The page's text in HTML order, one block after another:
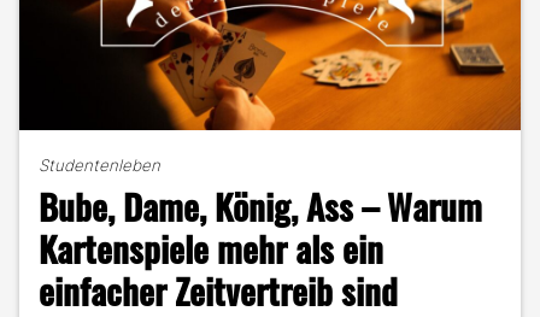
Studentenleben
Bube, Dame, König, Ass – Warum
Kartenspiele mehr als ein
einfacher Zeitvertreib sind